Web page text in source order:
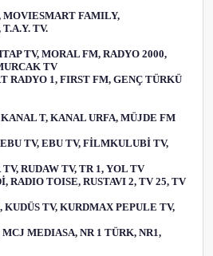
MOVIESMART FAMILY,
TV.
TV, MORAL FM, RADYO 2000,
TV
RADYO 1, FIRST FM, GENÇ TÜRKÜ
T, KANAL URFA, MÜJDE FM
TV, EBU TV, FİLMKULUBİ TV,
RUDAW TV, TR 1, YOL TV
RADIO TOISE, RUSTAVI 2, TV 25, TV
TV, KURDMAX PEPULE TV,
MEDIASA, NR 1 TÜRK, NR1,